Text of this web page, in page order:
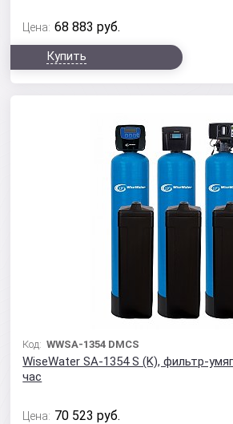
Цена: 68 883 руб.
Купить
Код:WWSA-1354 DMCS
WiseWater SA-1354 S (K), фильтр-
час
Цена: 70 523 руб.